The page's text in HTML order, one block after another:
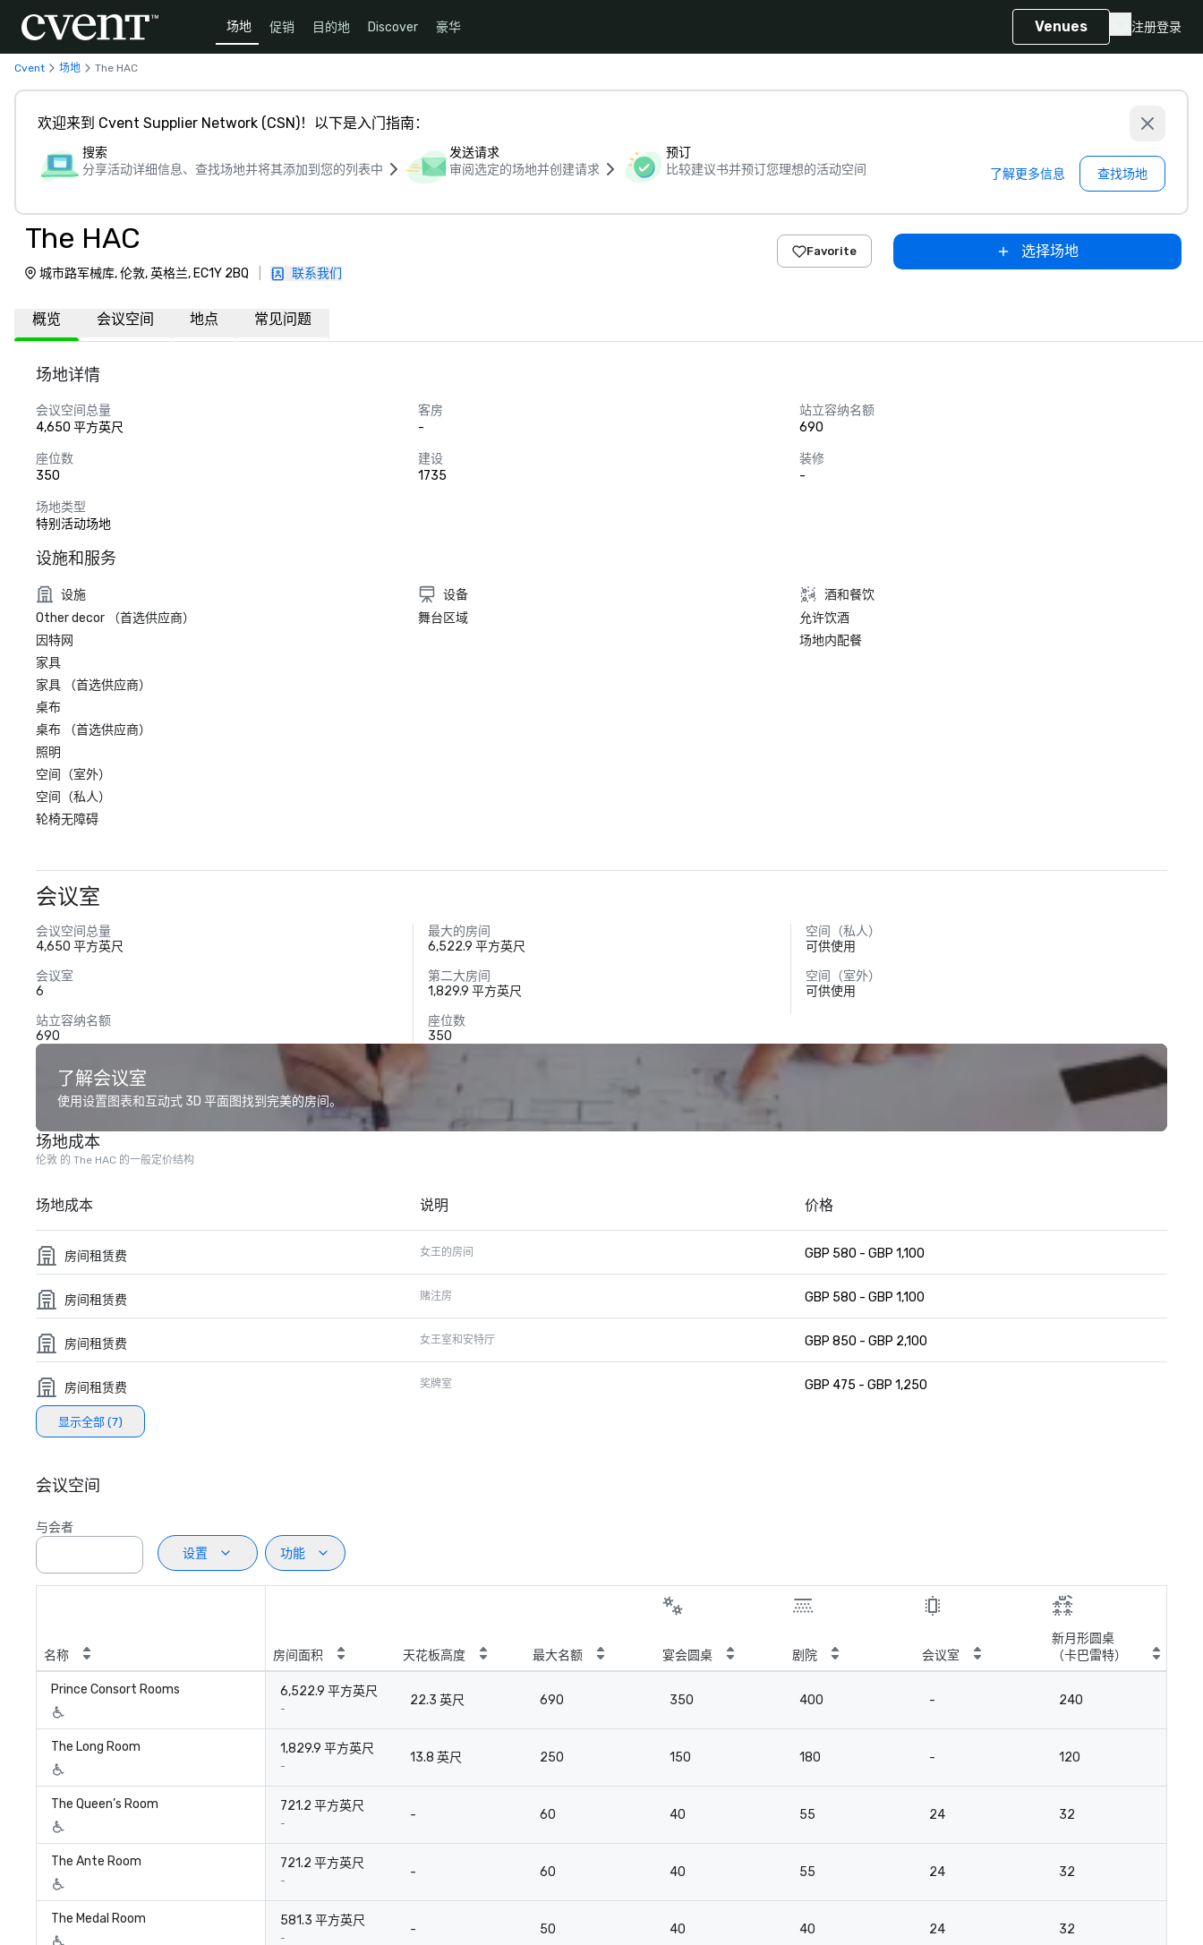
场地 促销 目的地 Discover 豪华 Venues 注册登录
Cvent 场地 The HAC
欢迎来到 Cvent Supplier Network (CSN)！以下是入门指南：
搜索
分享活动详细信息、查找场地并将其添加到您的列表中
发送请求
审阅选定的场地并创建请求
预订
比较建议书并预订您理想的活动空间
了解更多信息 查找场地
The HAC
城市路军械库, 伦敦, 英格兰, EC1Y 2BQ 联系我们
Favorite 选择场地
概览 会议空间 地点 常见问题
场地详情
会议空间总量
4,650 平方英尺
客房
-
站立容纳名额
690
座位数
350
建设
1735
装修
-
场地类型
特别活动场地
设施和服务
设施
Other decor （首选供应商）
因特网
家具
家具 （首选供应商）
桌布
桌布 （首选供应商）
照明
空间（室外）
空间（私人）
轮椅无障碍
设备
舞台区域
酒和餐饮
允许饮酒
场地内配餐
会议室
会议空间总量
4,650 平方英尺
最大的房间
6,522.9 平方英尺
空间（私人）
可供使用
会议室
6
第二大房间
1,829.9 平方英尺
空间（室外）
可供使用
站立容纳名额
690
座位数
350
了解会议室
使用设置图表和互动式 3D 平面图找到完美的房间。
场地成本
伦敦 的 The HAC 的一般定价结构
场地成本 说明 价格
房间租赁费 女王的房间 GBP 580 - GBP 1,100
房间租赁费 赌注房 GBP 580 - GBP 1,100
房间租赁费 女王室和安特厅 GBP 850 - GBP 2,100
房间租赁费 奖牌室 GBP 475 - GBP 1,250
显示全部 (7)
会议空间
与会者
设置
功能
名称 房间面积 天花板高度 最大名额 宴会圆桌 剧院 会议室
新月形圆桌
（卡巴雷特）
Prince Consort Rooms 6,522.9 平方英尺
-
22.3 英尺 690 350 400 - 240
The Long Room 1,829.9 平方英尺
-
13.8 英尺 250 150 180 - 120
The Queen’s Room 721.2 平方英尺
-
- 60 40 55 24 32
The Ante Room 721.2 平方英尺
-
- 60 40 55 24 32
The Medal Room 581.3 平方英尺
-
- 50 40 40 24 32